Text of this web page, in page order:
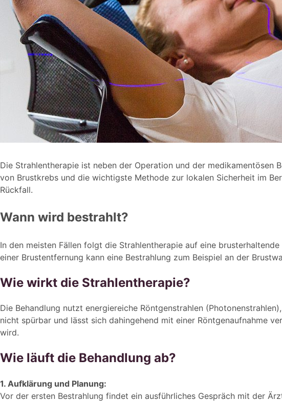
Die Strahlentherapie ist neben der Operation und der medikamentösen
von Brustkrebs und die wichtigste Methode zur lokalen Sicherheit im
Rückfall.
Wann wird bestrahlt?
In den meisten Fällen folgt die Strahlentherapie auf eine
einer Brustentfernung kann eine Bestrahlung zum Beispiel an der
Wie wirkt die Strahlentherapie?
Die Behandlung nutzt energiereiche Röntgenstrahlen
nicht spürbar und lässt sich dahingehend mit einer Röntgenaufnahme
wird.
Wie läuft die Behandlung ab?
1. Aufklärung und Planung:
Vor der ersten Bestrahlung findet ein ausführliches Gespräch mit der